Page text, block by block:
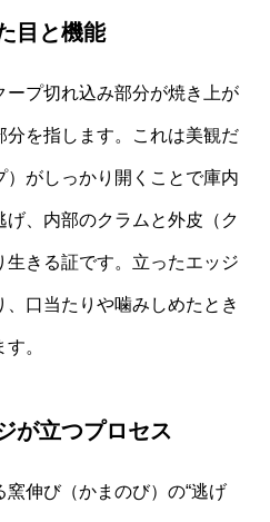
目と機能
ープ切れ込み部分が焼き上が
分を指します。これは美観だ
がしっかり開くことで庫内
、内部のクラムと外皮（ク
きる証です。立ったエッジ
口当たりや噛みしめたとき
。
が立つプロセス
伸び（かまのび）の“逃げ